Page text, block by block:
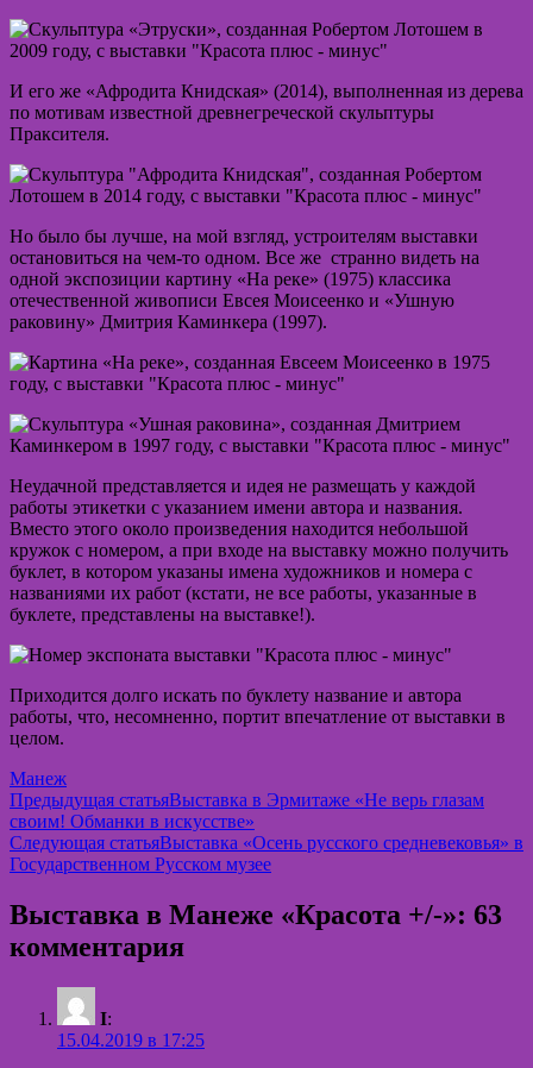
И его же «Афродита Книдская» (2014), выполненная из дерева
по мотивам известной древнегреческой скульптуры
Праксителя.
Но было бы лучше, на мой взгляд, устроителям выставки
остановиться на чем-то одном. Все же странно видеть на
одной экспозиции картину «На реке» (1975) классика
отечественной живописи Евсея Моисеенко и «Ушную
раковину» Дмитрия Каминкера (1997).
Неудачной представляется и идея не размещать у каждой
работы этикетки с указанием имени автора и названия.
Вместо этого около произведения находится небольшой
кружок с номером, а при входе на выставку можно получить
буклет, в котором указаны имена художников и номера с
названиями их работ (кстати, не все работы, указанные в
буклете, представлены на выставке!).
Приходится долго искать по буклету название и автора
работы, что, несомненно, портит впечатление от выставки в
целом.
Манеж
Навигация
по
записям
Предыдущая статьяВыставка в Эрмитаже «Не верь глазам
своим! Обманки в искусстве»
Следующая статьяВыставка «Осень русского средневековья» в
Государственном Русском музее
Выставка в Манеже «Красота +/-»: 63
комментария
I:
15.04.2019 в 17:25